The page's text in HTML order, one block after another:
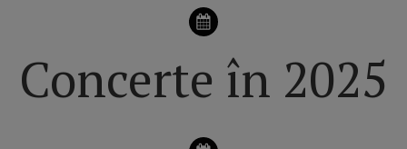
Concerte în 2025